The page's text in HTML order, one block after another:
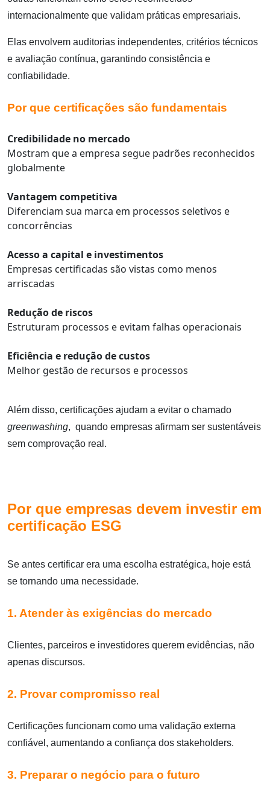
internacionalmente que validam práticas empresariais.
Elas envolvem auditorias independentes, critérios técnicos
e avaliação contínua, garantindo consistência e
confiabilidade.
Por que certificações são fundamentais
Credibilidade no mercado
Mostram que a empresa segue padrões reconhecidos
globalmente
Vantagem competitiva
Diferenciam sua marca em processos seletivos e
concorrências
Acesso a capital e investimentos
Empresas certificadas são vistas como menos
arriscadas
Redução de riscos
Estruturam processos e evitam falhas operacionais
Eficiência e redução de custos
Melhor gestão de recursos e processos
Além disso, certificações ajudam a evitar o chamado
greenwashing, quando empresas afirmam ser sustentáveis
sem comprovação real.
Por que empresas devem investir em
certificação ESG
Se antes certificar era uma escolha estratégica, hoje está
se tornando uma necessidade.
1. Atender às exigências do mercado
Clientes, parceiros e investidores querem evidências, não
apenas discursos.
2. Provar compromisso real
Certificações funcionam como uma validação externa
confiável, aumentando a confiança dos stakeholders.
3. Preparar o negócio para o futuro